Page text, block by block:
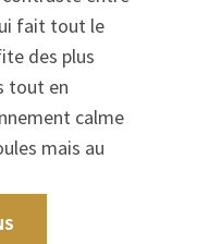
fait tout le
des plus
tout en
calme
mais au